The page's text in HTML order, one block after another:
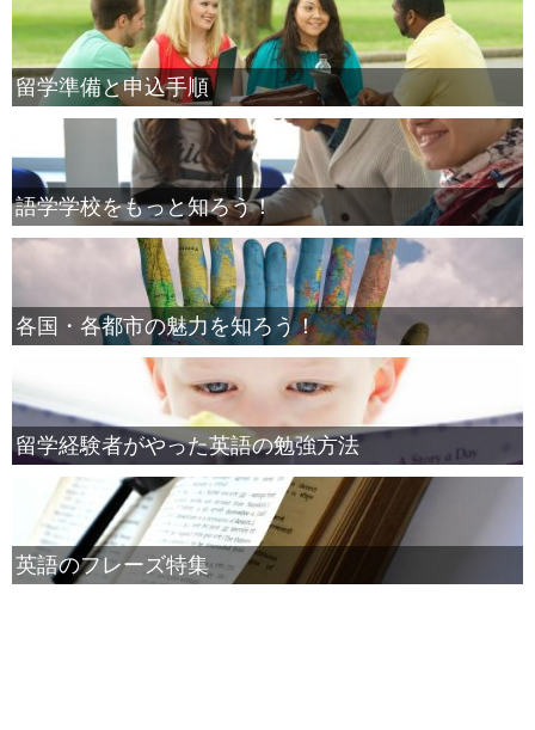
留学準備と申込手順
語学学校をもっと知ろう！
各国・各都市の魅力を知ろう！
留学経験者がやった英語の勉強方法
英語のフレーズ特集